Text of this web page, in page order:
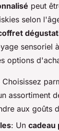
peut
selon
sensoriel
options
Choisissez
assortiment
aux goûts
: Un cadeau